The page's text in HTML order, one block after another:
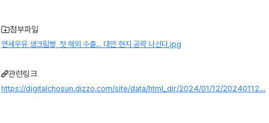
첨부파일
연세우유 생크림빵, 첫 해외 수출... 대만 현지 공략 나선다.jpg
관련링크
https://digitalchosun.dizzo.com/site/data/html_dir/2024/01/12/20240112…